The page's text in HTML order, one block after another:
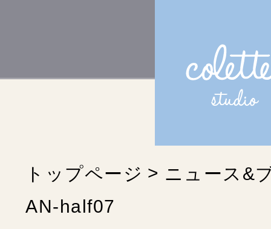
トップページ
ニュース&
AN-half07